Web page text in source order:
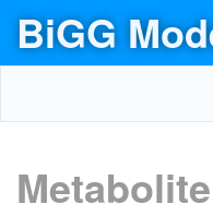
BiGG